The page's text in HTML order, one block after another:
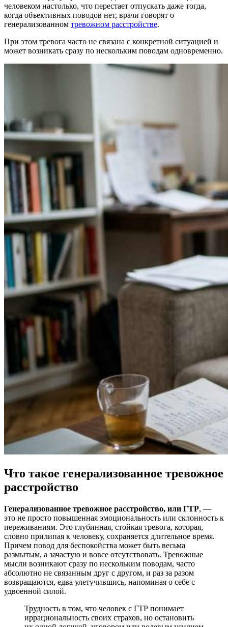
человеком настолько, что перестает отпускать даже тогда,
когда объективных поводов нет, врачи говорят о
генерализованном тревожном расстройстве.
При этом тревога часто не связана с конкретной ситуацией и
может возникать сразу по нескольким поводам одновременно.
Что такое генерализованное тревожное
расстройство
Генерализованное тревожное расстройство, или ГТР, —
это не просто повышенная эмоциональность или склонность к
переживаниям. Это глубинная, стойкая тревога, которая,
словно прилипая к человеку, сохраняется длительное время.
Причем повод для беспокойства может быть весьма
размытым, а зачастую и вовсе отсутствовать. Тревожные
мысли возникают сразу по нескольким поводам, часто
абсолютно не связанным друг с другом, и раз за разом
возвращаются, едва улетучившись, напоминая о себе с
удвоенной силой.
Трудность в том, что человек с ГТР понимает
иррациональность своих страхов, но остановить